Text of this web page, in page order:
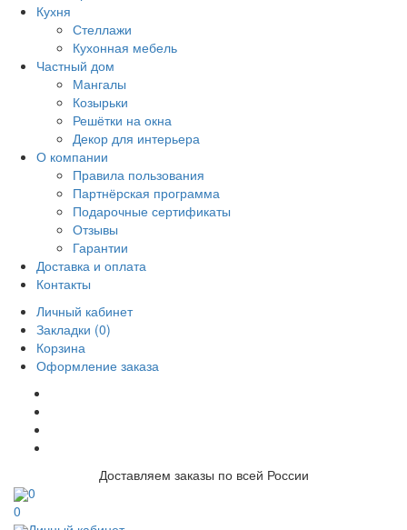
Кухня
Стеллажи
Кухонная мебель
Частный дом
Мангалы
Козырьки
Решётки на окна
Декор для интерьера
О компании
Правила пользования
Партнёрская программа
Подарочные сертификаты
Отзывы
Гарантии
Доставка и оплата
Контакты
Личный кабинет
Закладки (0)
Корзина
Оформление заказа
Доставляем заказы по всей России
0
0